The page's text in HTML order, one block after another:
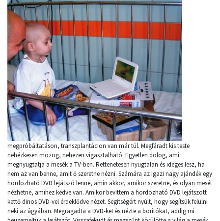
megpróbáltatáson, transzplantácion van már túl. Megfáradt kis teste
nehézkesen mozog, nehezen vigasztalható. Egyetlen dolog, ami
megnyugtatja a mesék a TV-ben. Rettenetesen nyugtalan és ideges lesz, ha
nem az van benne, amit ő szeretne nézni. Számára az igazi nagy ajándék egy
hordozható DVD lejátszó lenne, amin akkor, amikor szeretne, és olyan mesét
nézhetne, amihez kedve van. Amikor bevittem a hordozható DVD lejátszott
kettő dinos DVD-vel érdeklődve nézet. Segítségért nyúlt, hogy segítsük felülni
neki az ágyában. Megragadta a DVD-ket és nézte a borítókat, addig mi